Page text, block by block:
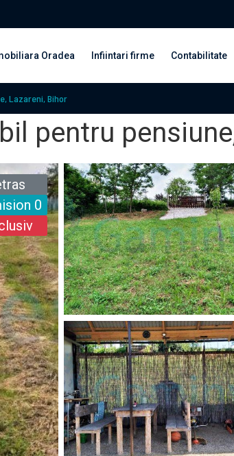
Oradea Infiintari firme Contabilitate
Lazareni, Bihor
pentru
0